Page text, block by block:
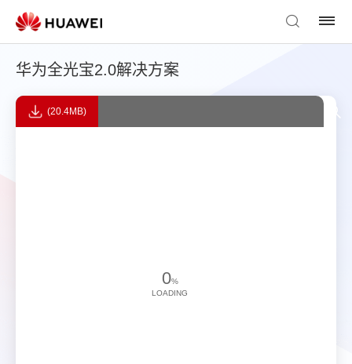
华为全光宝2.0解决方案
(20.4MB)
0%
LOADING